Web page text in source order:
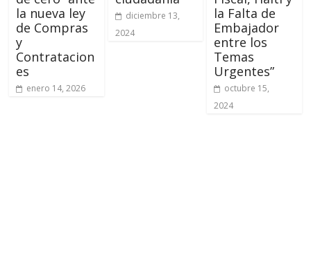
la nueva ley
de Compras
y
Contratacion
es
enero 14, 2026
diciembre 13,
2024
la Falta de
Embajador
entre los
Temas
Urgentes”
octubre 15,
2024